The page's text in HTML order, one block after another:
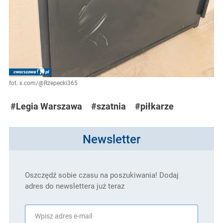
fot. x.com/@Rzepecki365
#Legia Warszawa #szatnia #piłkarze
Newsletter
Oszczędź sobie czasu na poszukiwania! Dodaj
adres do newslettera już teraz